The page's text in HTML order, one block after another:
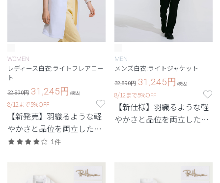
WOMEN
レディース白衣:ライトフレアコー
ト
32,890円 31,245円 (税込)
8/12まで5%OFF
【新発売】羽織るような軽
やかさと品位を両立した、
最軽量級の白衣。
1件
MEN
メンズ白衣:ライトジャケット
32,890円 31,245円 (税込)
8/12まで5%OFF
【新仕様】羽織るような軽
やかさと品位を両立した、